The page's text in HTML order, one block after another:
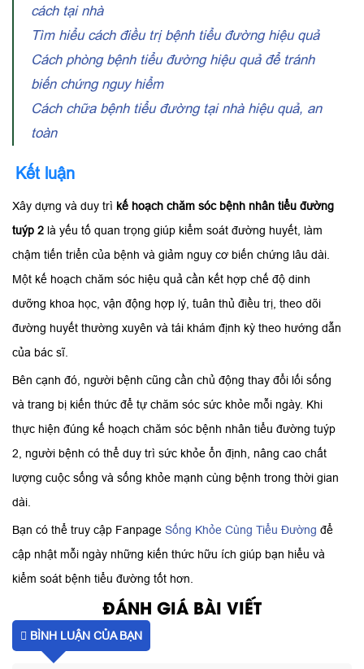
cách tại nhà
Tìm hiểu cách điều trị bệnh tiểu đường hiệu quả
Cách phòng bệnh tiểu đường hiệu quả để tránh
biến chứng nguy hiểm
Cách chữa bệnh tiểu đường tại nhà hiệu quả, an
toàn
Kết luận
Xây dựng và duy trì kế hoạch chăm sóc bệnh nhân tiểu đường
tuýp 2 là yếu tố quan trọng giúp kiểm soát đường huyết, làm
chậm tiến triển của bệnh và giảm nguy cơ biến chứng lâu dài.
Một kế hoạch chăm sóc hiệu quả cần kết hợp chế độ dinh
dưỡng khoa học, vận động hợp lý, tuân thủ điều trị, theo dõi
đường huyết thường xuyên và tái khám định kỳ theo hướng dẫn
của bác sĩ.
Bên cạnh đó, người bệnh cũng cần chủ động thay đổi lối sống
và trang bị kiến thức để tự chăm sóc sức khỏe mỗi ngày. Khi
thực hiện đúng kế hoạch chăm sóc bệnh nhân tiểu đường tuýp
2, người bệnh có thể duy trì sức khỏe ổn định, nâng cao chất
lượng cuộc sống và sống khỏe mạnh cùng bệnh trong thời gian
dài.
Bạn có thể truy cập Fanpage Sống Khỏe Cùng Tiểu Đường để
cập nhật mỗi ngày những kiến thức hữu ích giúp bạn hiểu và
kiểm soát bệnh tiểu đường tốt hơn.
ĐÁNH GIÁ BÀI VIẾT
BÌNH LUẬN CỦA BẠN